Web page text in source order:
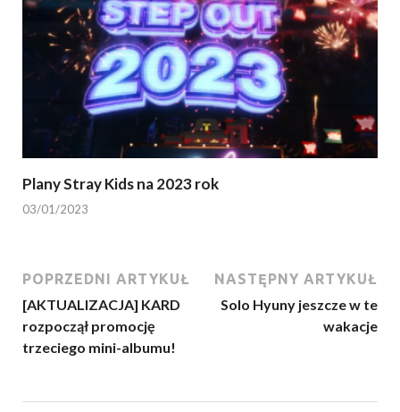
Plany Stray Kids na 2023 rok
03/01/2023
POPRZEDNI ARTYKUŁ
[AKTUALIZACJA] KARD
rozpoczął promocję
trzeciego mini-albumu!
NASTĘPNY ARTYKUŁ
Solo Hyuny jeszcze w te
wakacje